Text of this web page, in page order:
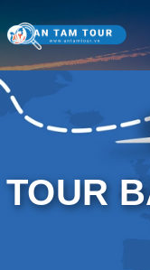
Toggle
navigation
TOUR